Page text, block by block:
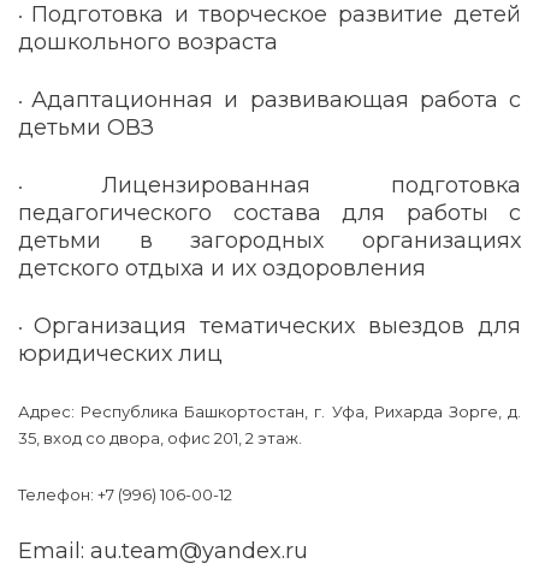
• Подготовка и творческое развитие детей
дошкольного возраста
• Адаптационная и развивающая работа с
детьми ОВЗ
• Лицензированная подготовка
педагогического состава для работы с
детьми в загородных организациях
детского отдыха и их оздоровления
• Организация тематических выездов для
юридических лиц
Адрес: Республика Башкортостан, г. Уфа, Рихарда Зорге, д.
35, вход со двора, офис 201, 2 этаж.
Телефон: +7 (996) 106-00-12
Email : au.team@yandex.ru